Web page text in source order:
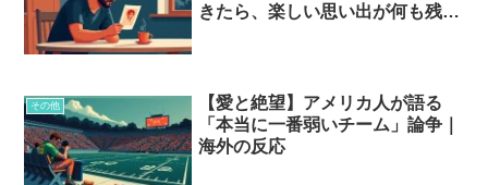
きたら、楽しい思い出が何も残っ
その他
【愛と絶望】アメリカ人が語る
「本当に一番弱いチーム」論争｜
海外の反応